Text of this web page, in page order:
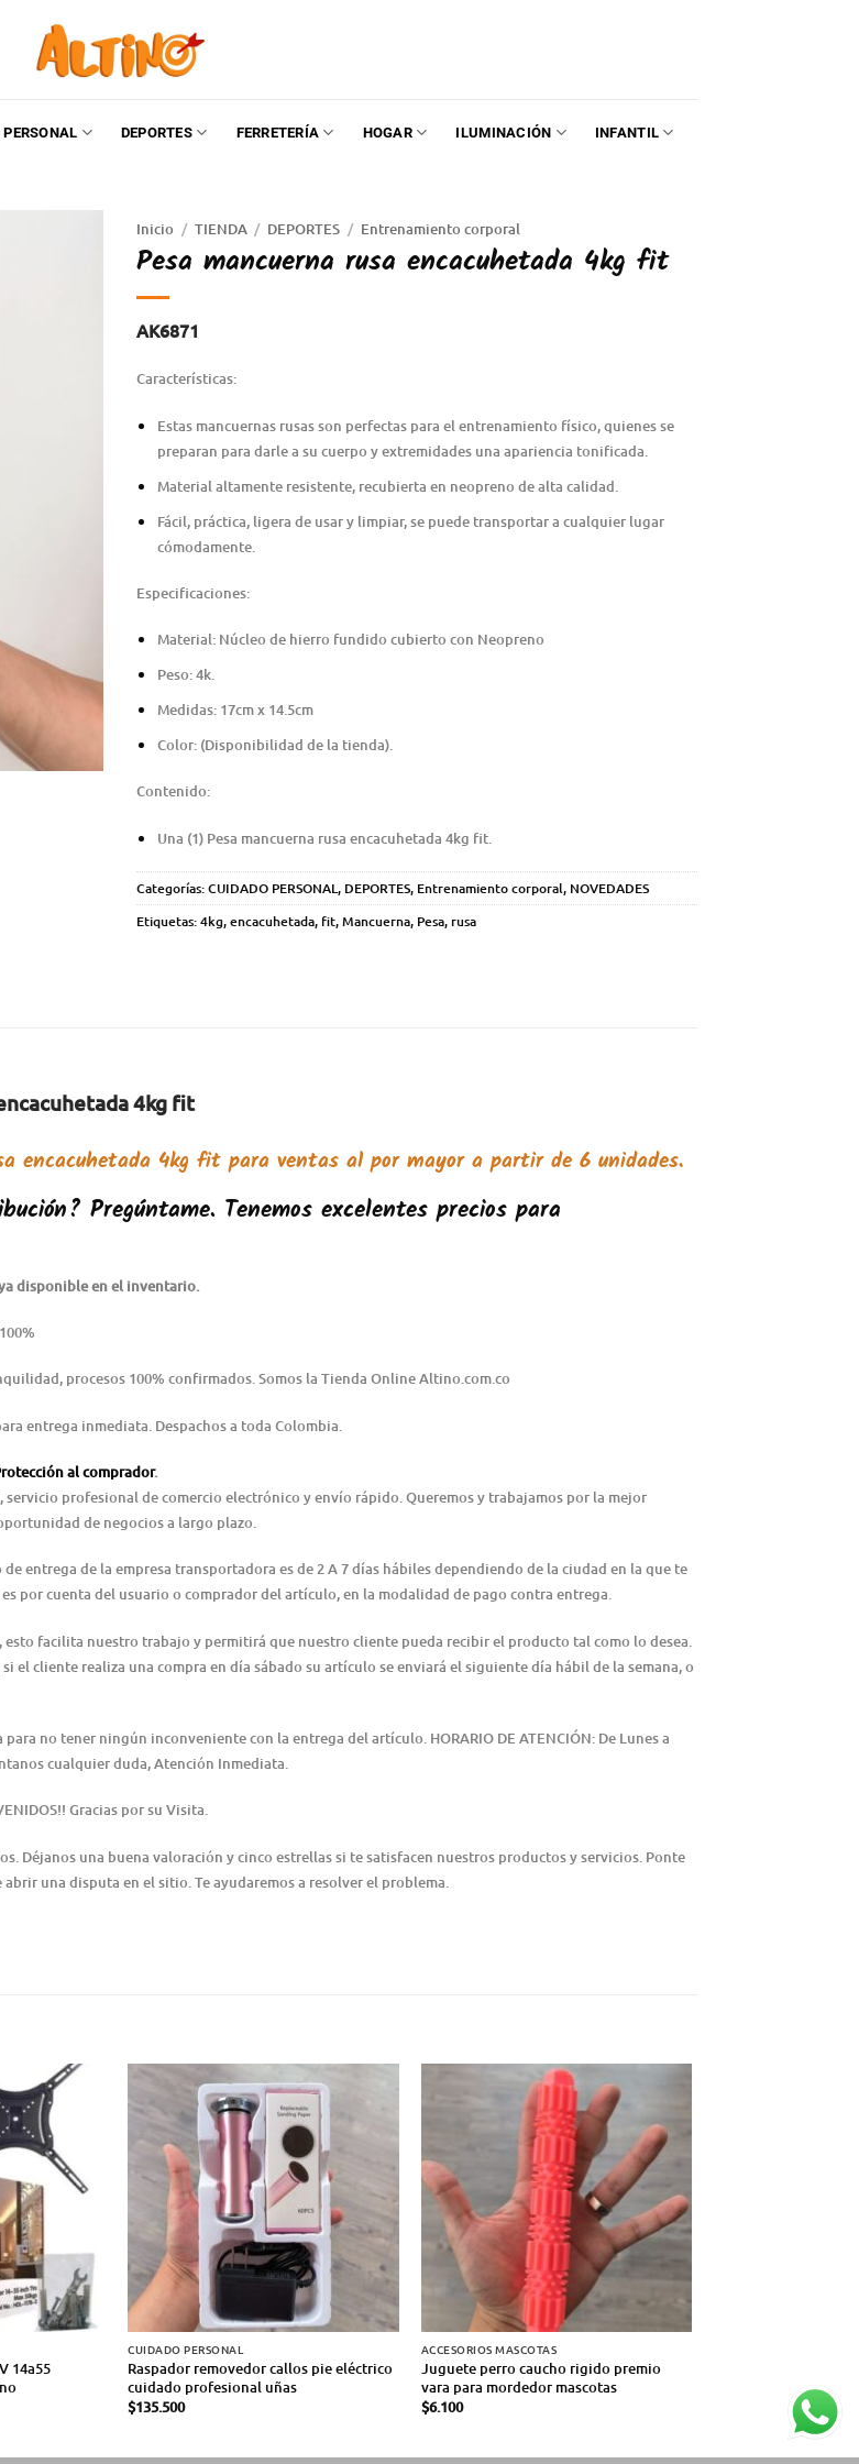
DEPORTES FERRETERÍA HOGAR ILUMINACIÓN INFANTIL
Inicio / TIENDA / DEPORTES / Entrenamiento corporal
Pesa mancuerna rusa encacuhetada 4kg fit
AK6871
Características:
Estas mancuernas rusas son perfectas para el entrenamiento físico, quienes se
preparan para darle a su cuerpo y extremidades una apariencia tonificada.
Material altamente resistente, recubierta en neopreno de alta calidad.
Fácil, práctica, ligera de usar y limpiar, se puede transportar a cualquier lugar
cómodamente.
Especificaciones:
Material: Núcleo de hierro fundido cubierto con Neopreno
Peso: 4k.
Medidas: 17cm x 14.5cm
Color: (Disponibilidad de la tienda).
Contenido:
Una (1) Pesa mancuerna rusa encacuhetada 4kg fit.
Categorías:CUIDADO PERSONAL, DEPORTES, Entrenamiento corporal, NOVEDADES
Etiquetas:4kg,encacuhetada, fit,Mancuerna, Pesa, rusa
4kg fit
encacuhetada 4kg fit para ventas al por mayor a partir de 6 unidades.
Pregúntame. Tenemos excelentes precios para
disponible en el inventario.
procesos 100% confirmados. Somos la Tienda Online Altino.com.co
entrega inmediata. Despachos a toda Colombia.
al comprador.
profesional de comercio electrónico y envío rápido. Queremos y trabajamos por la mejor
de negocios a largo plazo.
entrega de la empresa transportadora es de 2 A 7 días hábiles dependiendo de la ciudad en la que te
por cuenta del usuario o comprador del artículo, en la modalidad de pago contra entrega.
facilita nuestro trabajo y permitirá que nuestro cliente pueda recibir el producto tal como lo desea.
el cliente realiza una compra en día sábado su artículo se enviará el siguiente día hábil de la semana, o
no tener ningún inconveniente con la entrega del artículo. HORARIO DE ATENCIÓN: De Lunes a
cualquier duda, Atención Inmediata.
Gracias por su Visita.
Déjanos una buena valoración y cinco estrellas si te satisfacen nuestros productos y servicios. Ponte
una disputa en el sitio. Te ayudaremos a resolver el problema.
14a55
CUIDADO PERSONAL
Raspador removedor callos pie eléctrico
cuidado profesional uñas
$135.500
ACCESORIOS MASCOTAS
Juguete perro caucho rigido premio
vara para mordedor mascotas
$6.100
funciones recargable